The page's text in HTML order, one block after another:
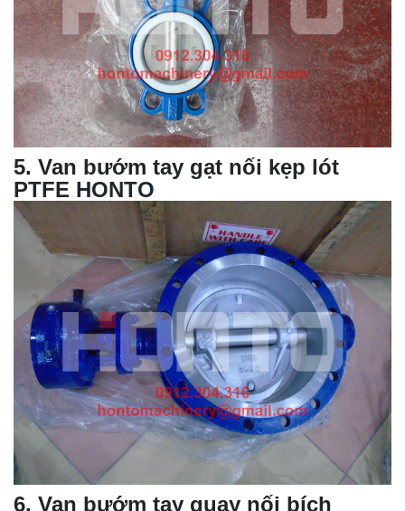
5. Van bướm tay gạt nối kẹp lót
PTFE HONTO
6. Van bướm tay quay nối bích